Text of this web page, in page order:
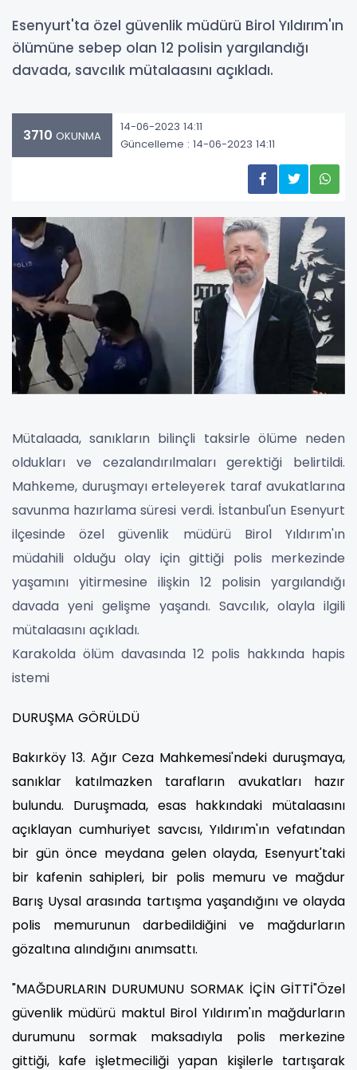
Esenyurt'ta özel güvenlik müdürü Birol Yıldırım'ın
ölümüne sebep olan 12 polisin yargılandığı
davada, savcılık mütalaasını açıkladı.
3710 OKUNMA
14-06-2023 14:11
Güncelleme : 14-06-2023 14:11
Mütalaada, sanıkların bilinçli taksirle ölüme neden
oldukları ve cezalandırılmaları gerektiği belirtildi.
Mahkeme, duruşmayı erteleyerek taraf avukatlarına
savunma hazırlama süresi verdi. İstanbul'un Esenyurt
ilçesinde özel güvenlik müdürü Birol Yıldırım'ın
müdahili olduğu olay için gittiği polis merkezinde
yaşamını yitirmesine ilişkin 12 polisin yargılandığı
davada yeni gelişme yaşandı. Savcılık, olayla ilgili
mütalaasını açıkladı.
Karakolda ölüm davasında 12 polis hakkında hapis
istemi
DURUŞMA GÖRÜLDÜ
Bakırköy 13. Ağır Ceza Mahkemesi'ndeki duruşmaya,
sanıklar katılmazken tarafların avukatları hazır
bulundu. Duruşmada, esas hakkındaki mütalaasını
açıklayan cumhuriyet savcısı, Yıldırım'ın vefatından
bir gün önce meydana gelen olayda, Esenyurt'taki
bir kafenin sahipleri, bir polis memuru ve mağdur
Barış Uysal arasında tartışma yaşandığını ve olayda
polis memurunun darbedildiğini ve mağdurların
gözaltına alındığını anımsattı.
"MAĞDURLARIN DURUMUNU SORMAK İÇİN GİTTİ"Özel
güvenlik müdürü maktul Birol Yıldırım'ın mağdurların
durumunu sormak maksadıyla polis merkezine
gittiği, kafe işletmeciliği yapan kişilerle tartışarak